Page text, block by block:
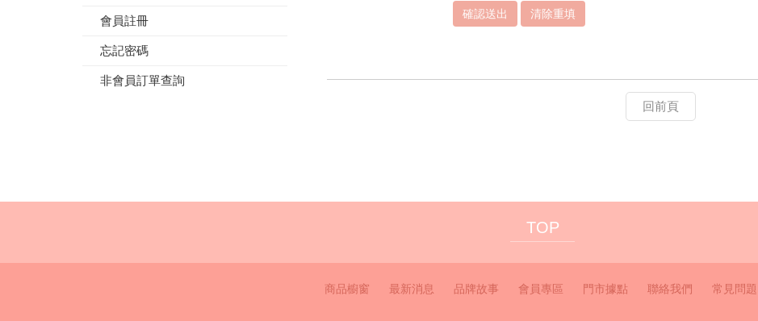
會員註冊
忘記密碼
非會員訂單查詢
清除重填
回前頁
TOP
商品櫥窗 最新消息 品牌故事 會員專區 門市據點 聯絡我們 常見問題